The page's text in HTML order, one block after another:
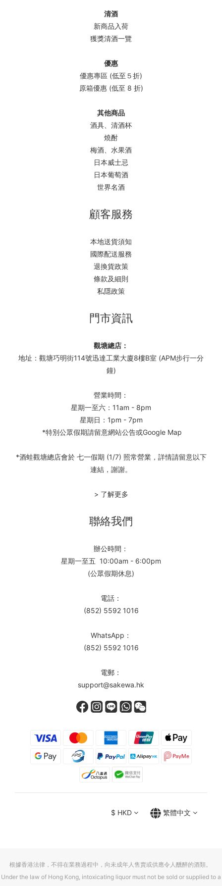
清酒
新商品入荷
獲獎清酒一覽
優惠
優惠專區 (低至５折)
原箱優惠 (低至 8 折)
其他商品
酒具、清酒杯
燒酎
梅酒、水果酒
日本威士忌
日本葡萄酒
世界名酒
顧客服務
本地送貨須知
國際配送服務
退換貨政策
條款及細則
私隱政策
門市資訊
觀塘總店：
地址：觀塘巧明街114號迅達工業大廈8樓B室 (APM步行一分
鐘)
營業時間：
星期一至六：11am - 8pm
星期日：1pm - 7pm
*特別公眾假期請留意網站公告或Google Map
*酒蛙觀塘總店會於 七一假期 (1/7) 照常營業，詳情請留意以下
連結，謝謝。
> 了解更多
聯絡我們
辦公時間：
星期一至五 10:00am - 6:00pm
(公眾假期休息)
電話：
(852) 5592 1016
WhatsApp：
(852) 5592 1016
電郵：
support@sakewa.hk
$ HKD 繁體中文
根據香港法律，不得在業務過程中，向未成年人售賣或供應令人醺醉的酒類。
Under the law of Hong Kong, intoxicating liquor must not be sold or supplied to a